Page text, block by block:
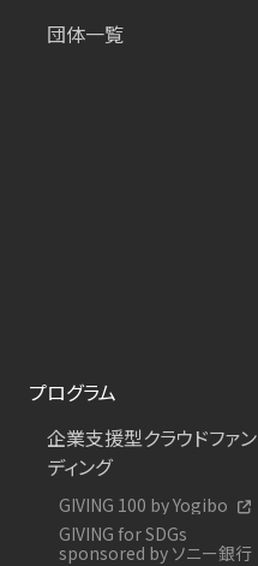
団体一覧
プログラム
企業支援型クラウドファン
ディング
GIVING 100 by Yogibo
GIVING for SDGs
sponsored by ソニー銀行